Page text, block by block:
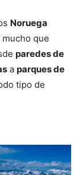
Noruega
que
paredes de
a parques de
tipo de